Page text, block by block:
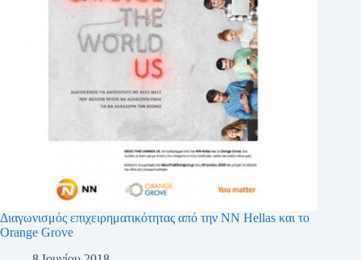
Διαγωνισμός επιχειρηματικότητας από την NN Hellas και το
Orange Grove